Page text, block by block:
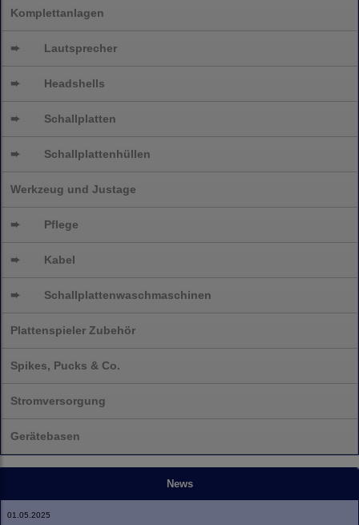
Komplettanlagen
➨ Lautsprecher
➨ Headshells
➨ Schallplatten
➨ Schallplattenhüllen
Werkzeug und Justage
➨ Pflege
➨ Kabel
➨ Schallplattenwaschmaschinen
Plattenspieler Zubehör
Spikes, Pucks & Co.
Stromversorgung
Gerätebasen
News
01.05.2025